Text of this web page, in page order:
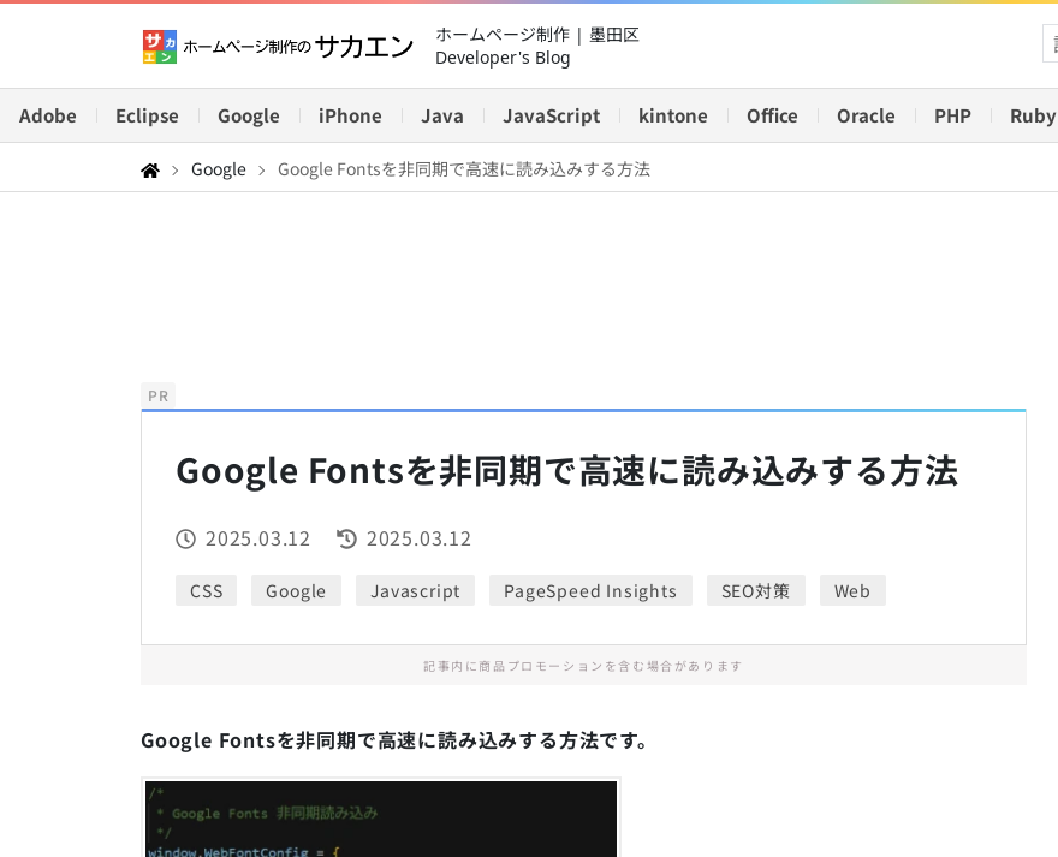
ホームページ制作 | 墨田区
Developer's Blog
Adobe Eclipse Google iPhone Java JavaScript kintone Office Oracle PHP Ruby
Google Google Fontsを非同期で高速に読み込みする方法
PR
Google Fontsを非同期で高速に読み込みする方法
2025.03.12 2025.03.12
CSS Google Javascript PageSpeed Insights SEO対策 Web
記事内に商品プロモーションを含む場合があります
Google Fontsを非同期で高速に読み込みする方法です。